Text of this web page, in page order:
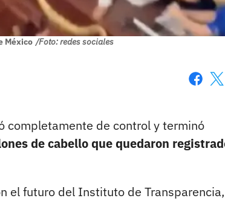
México /Foto: redes sociales
completamente de control y terminó
de cabello que quedaron
el futuro del Instituto de Transparencia,